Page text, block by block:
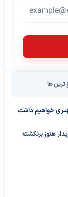
ترین ها
خواهیم داشت
هنوز برنگشته